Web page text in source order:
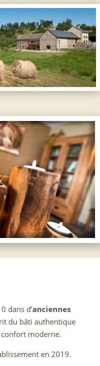
dans d’anciennes
du bâti authentique
moderne.
en 2019.